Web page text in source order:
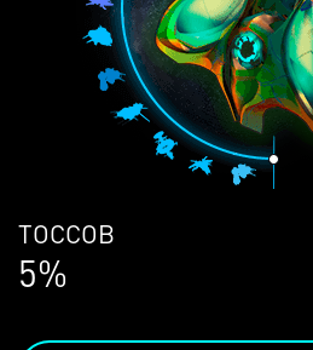
ЛЮДЕЙ
68%